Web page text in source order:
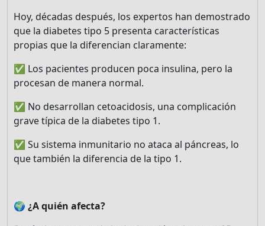
Hoy, décadas después, los expertos han demostrado
que la diabetes tipo 5 presenta características
propias que la diferencian claramente:
✅ Los pacientes producen poca insulina, pero la
procesan de manera normal.
✅ No desarrollan cetoacidosis, una complicación
grave típica de la diabetes tipo 1.
✅ Su sistema inmunitario no ataca al páncreas, lo
que también la diferencia de la tipo 1.
🌍 ¿A quién afecta?